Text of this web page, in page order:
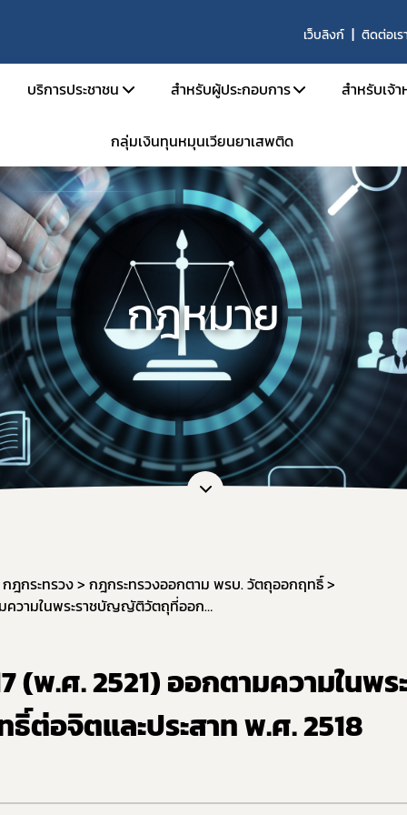
เว็บลิงก์ ติดต่อเร
หาร
ะอัตรากำลัง
น้าที่
นงานของกอง
านเป็นองค์กรคุณธรรมต้นแบบ
ได้รับ
หน้าที่กองควบคุมวัตถุเสพติด
ชุม
บริการประชาชน
คู่มือประชาชน
e-Book
ข้อมูลสถิติที่เกี่ยวกับวัตถุเสพติด
สำหรับผู้ประกอบการ
เอกสารเปิดสิทธิ์เข้าใช้ระบบ E-
การขออนุญาตสำหรับสถานพยาบาล
การขออนุญาตครอบครองยาเสพติด
การขออนุญาตยาเสพติดให้โทษในป
การขออนุญาตนำเข้า-ส่งออกเฉพ
การขอหนังสือรับรองการนำหรือสั่ง
การขออนุญาตวัตถุออกฤทธิ์ในประเ
การขออนุญาตยาเสพติดให้โทษในปร
ขออนุญาตผลิต นำเข้า ส่งออก ยาเส
การขออนุญาตยาเสพติดให้โทษในปร
การอนุญาตทะเบียนตำรับ / โฆษณา
หลักเกณฑ์และเงื่อนไขการตรวจปร
แนวทางการขึ้นทะเบียน / หนังสือรั
คู่มือการใช้งานระบบ e-Submission
ระบบรายงานยาเสพติดให้โทษในประ
แบบฟอร์มรายงานกัญชา/กัญชง
สำหรับเจ้
คู่มือก
คู่มือก
กลุ่ม
กา
ประชุ
ก
กฎ
กลุ่มเงินทุนหมุนเวียนยาเสพติด
กฎหมาย
กฎกระทรวง
กฎกระทรวงออกตาม พรบ. วัตถุออกฤทธิ์
กฎกระทรวง ฉบับที่ 17 (พ.ศ. 2521) ออกตามความในพระราชบัญญัติวัตถุที่ออกฤทธิ์ต่อจิตและประสาท พ.ศ. 2518
(พ.ศ. 2521) ออกตามความในพร
อจิตและประสาท พ.ศ. 2518